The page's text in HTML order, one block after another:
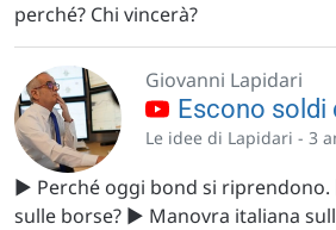
perché? Chi vincerà?
Giovanni Lapidari
Escono soldi
Le idee di Lapidari - 3
▶️ Perché oggi bond si
sulle borse? ▶️ Manovra italiana